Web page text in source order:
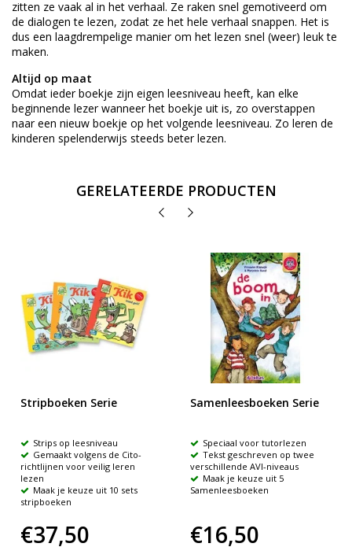
zitten ze vaak al in het verhaal. Ze raken snel gemotiveerd om
de dialogen te lezen, zodat ze het hele verhaal snappen. Het is
dus een laagdrempelige manier om het lezen snel (weer) leuk te
maken.
Altijd op maat
Omdat ieder boekje zijn eigen leesniveau heeft, kan elke
beginnende lezer wanneer het boekje uit is, zo overstappen
naar een nieuw boekje op het volgende leesniveau. Zo leren de
kinderen spelenderwijs steeds beter lezen.
GERELATEERDE PRODUCTEN
Stripboeken Serie
Strips op leesniveau
Gemaakt volgens de Cito-
richtlijnen voor veilig leren
lezen
Maak je keuze uit 10 sets
stripboeken
€37,50
Samenleesboeken Serie
Speciaal voor tutorlezen
Tekst geschreven op twee
verschillende AVI-niveaus
Maak je keuze uit 5
Samenleesboeken
€16,50